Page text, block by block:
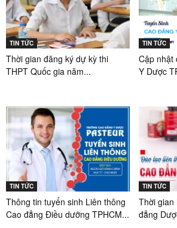
TIN TỨC
Thời gian đăng ký dự kỳ thi
THPT Quốc gia năm...
TIN TỨC
Cập nhật
Y Dược
TIN TỨC
Thông tin tuyển sinh Liên thông
Cao đẳng Điều dưỡng TPHCM...
TIN TỨC
Thời gian
đẳng